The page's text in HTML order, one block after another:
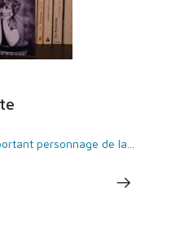
personnage de la...